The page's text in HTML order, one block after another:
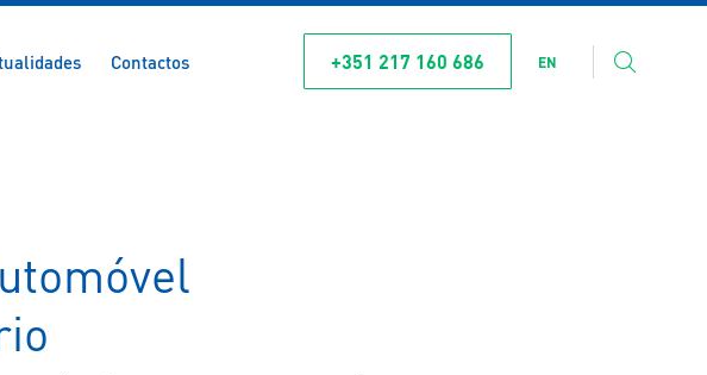
Contactos +351 217 160 686 EN